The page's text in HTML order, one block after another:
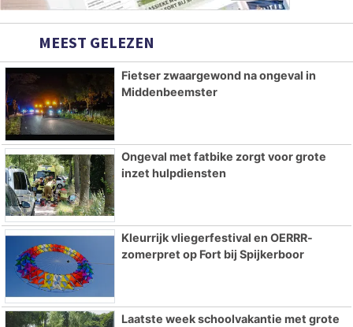
MEEST GELEZEN
Fietser zwaargewond na ongeval in
Middenbeemster
Ongeval met fatbike zorgt voor grote
inzet hulpdiensten
Kleurrijk vliegerfestival en OERRR-
zomerpret op Fort bij Spijkerboor
Laatste week schoolvakantie met grote